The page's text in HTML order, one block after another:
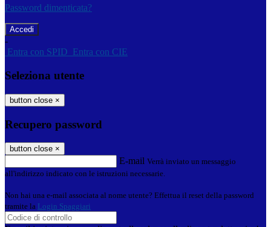
Password dimenticata?
-
Entra con SPID Entra con CIE
Seleziona utente
button close ×
Recupero password
button close ×
E-mail Verrà inviato un messaggio
all'indirizzo indicato con le istruzioni necessarie.
Non hai una e-mail associata al nome utente? Effettua il reset della password
tramite la Login Spaggiari